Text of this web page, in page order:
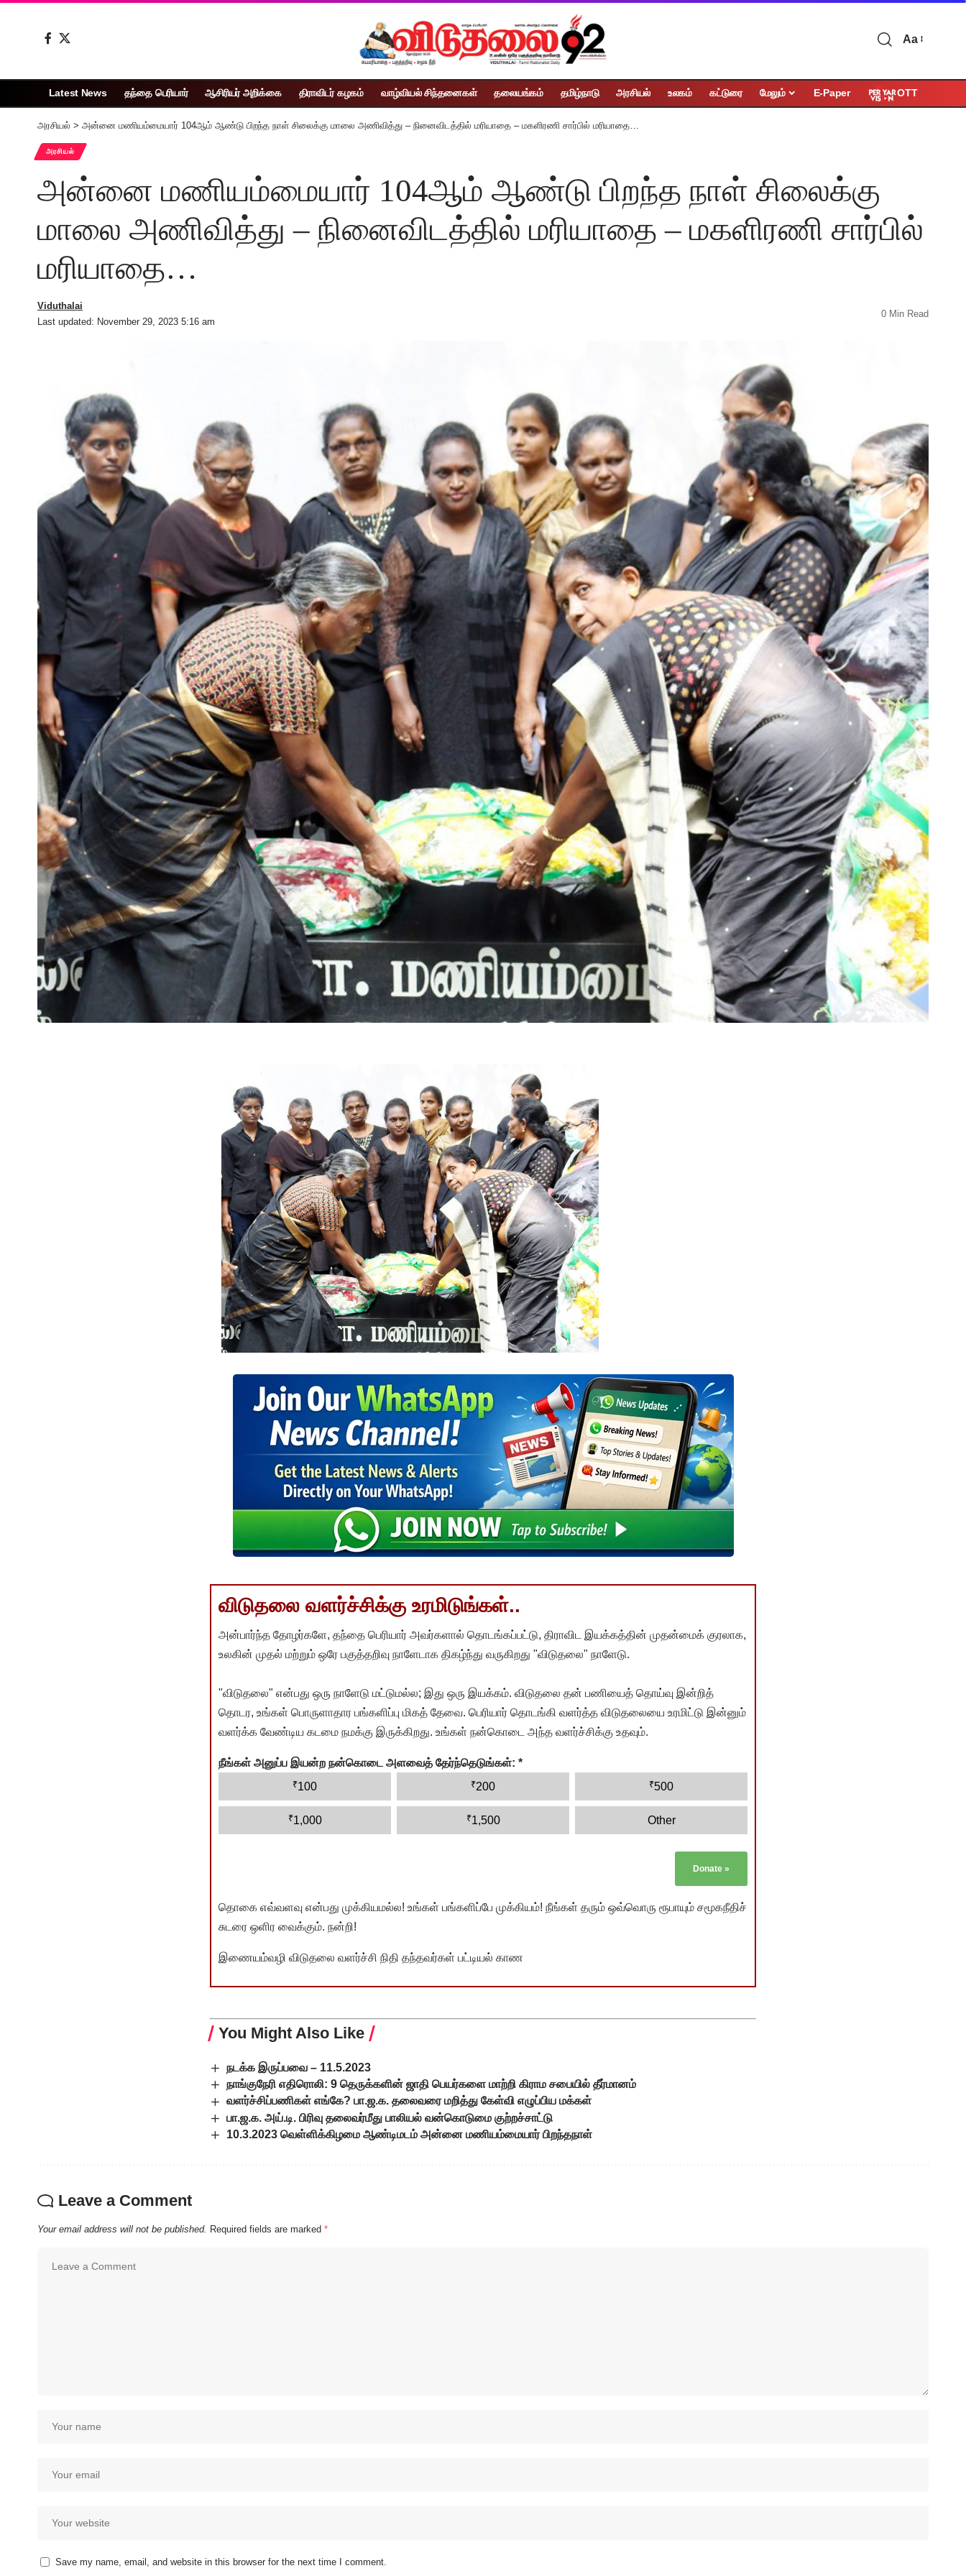
Aa
Latest News தந்தை பெரியார் ஆசிரியர் அறிக்கை திராவிடர் கழகம் வாழ்வியல் சிந்தனைகள் தலையங்கம் தமிழ்நாடு அரசியல் உலகம் கட்டுரை மேலும் E-Paper OTT
அரசியல் > அன்னை மணியம்மையார் 104ஆம் ஆண்டு பிறந்த நாள் சிலைக்கு மாலை அணிவித்து – நினைவிடத்தில் மரியாதை – மகளிரணி சார்பில் மரியாதை…
அரசியல்
அன்னை மணியம்மையார் 104ஆம் ஆண்டு பிறந்த நாள் சிலைக்கு
மாலை அணிவித்து – நினைவிடத்தில் மரியாதை – மகளிரணி சார்பில்
மரியாதை…
Last updated: November 29, 2023 5:16 am
Viduthalai
0 Min Read
விடுதலை வளர்ச்சிக்கு உரமிடுங்கள்..
அன்பார்ந்த தோழர்களே, தந்தை பெரியார் அவர்களால் தொடங்கப்பட்டு, திராவிட இயக்கத்தின் முதன்மைக் குரலாக,
உலகின் முதல் மற்றும் ஒரே பகுத்தறிவு நாளேடாக திகழ்ந்து வருகிறது "விடுதலை" நாளேடு.
"விடுதலை" என்பது ஒரு நாளேடு மட்டுமல்ல; இது ஒரு இயக்கம். விடுதலை தன் பணியைத் தொய்வு இன்றித்
தொடர, உங்கள் பொருளாதார பங்களிப்பு மிகத் தேவை. பெரியார் தொடங்கி வளர்த்த விடுதலையை உரமிட்டு இன்னும்
வளர்க்க வேண்டிய கடமை நமக்கு இருக்கிறது. உங்கள் நன்கொடை அந்த வளர்ச்சிக்கு உதவும்.
நீங்கள் அனுப்ப இயன்ற நன்கொடை அளவைத் தேர்ந்தெடுங்கள்: *
₹100 ₹200 ₹500
₹1,000 ₹1,500 Other
Donate »
தொகை எவ்வளவு என்பது முக்கியமல்ல! உங்கள் பங்களிப்பே முக்கியம்! நீங்கள் தரும் ஒவ்வொரு ரூபாயும் சமூகநீதிச்
சுடரை ஒளிர வைக்கும். நன்றி!
இணையம்வழி விடுதலை வளர்ச்சி நிதி தந்தவர்கள் பட்டியல் காண
You Might Also Like
நடக்க இருப்பவை – 11.5.2023
நாங்குநேரி எதிரொலி: 9 தெருக்களின் ஜாதி பெயர்களை மாற்றி கிராம சபையில் தீர்மானம்
வளர்ச்சிப்பணிகள் எங்கே? பா.ஜ.க. தலைவரை மறித்து கேள்வி எழுப்பிய மக்கள்
பா.ஜ.க. அய்.டி. பிரிவு தலைவர்மீது பாலியல் வன்கொடுமை குற்றச்சாட்டு
10.3.2023 வெள்ளிக்கிழமை ஆண்டிமடம் அன்னை மணியம்மையார் பிறந்தநாள்
Leave a Comment
Your email address will not be published. Required fields are marked *
Save my name, email, and website in this browser for the next time I comment.